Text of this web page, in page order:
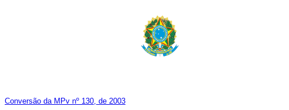
Conversão da MPv nº 130, de 2003